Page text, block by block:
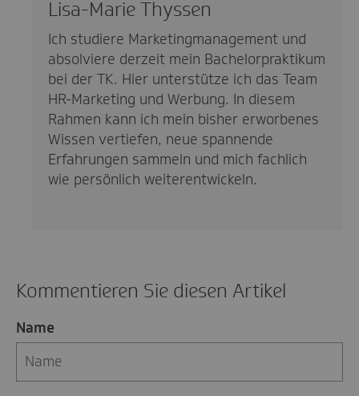
Lisa-Marie Thyssen
Ich studiere Marketingmanagement und
absolviere derzeit mein Bachelorpraktikum
bei der TK. Hier unterstütze ich das Team
HR-Marketing und Werbung. In diesem
Rahmen kann ich mein bisher erworbenes
Wissen vertiefen, neue spannende
Erfahrungen sammeln und mich fachlich
wie persönlich weiterentwickeln.
Kommentieren Sie diesen Artikel
Name